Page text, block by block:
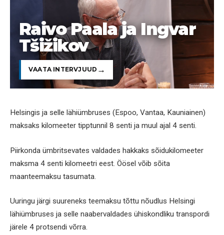
Raivo Paala ja Ingvar
Tšižikov
VAATA INTERVJUUD
Helsingis ja selle lähiümbruses (Espoo, Vantaa, Kauniainen)
maksaks kilomeeter tipptunnil 8 senti ja muul ajal 4 senti.
Piirkonda ümbritsevates valdades hakkaks sõidukilomeeter
maksma 4 senti kilomeetri eest. Öösel võib sõita
maanteemaksu tasumata.
Uuringu järgi suureneks teemaksu tõttu nõudlus Helsingi
lähiümbruses ja selle naabervaldades ühiskondliku transpordi
järele 4 protsendi võrra.